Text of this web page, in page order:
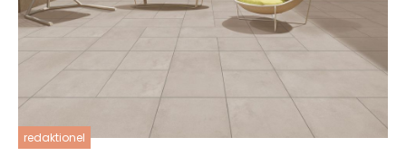
redaktionel